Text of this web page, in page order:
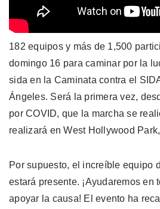
182 equipos y más de 1,500
domingo 16 para caminar por la
sida en la Caminata contra el
Ángeles. Será la primera vez,
por COVID, que la marcha se
realizará en West Hollywood
Por supuesto, el increíble equipo
estará presente. ¡Ayudaremos en
apoyar la causa! El evento ha